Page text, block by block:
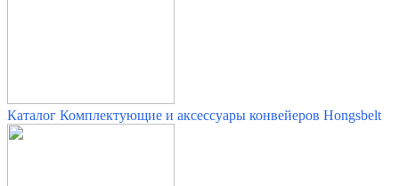
Каталог Комплектующие и аксессуары конвейеров Hongsbelt